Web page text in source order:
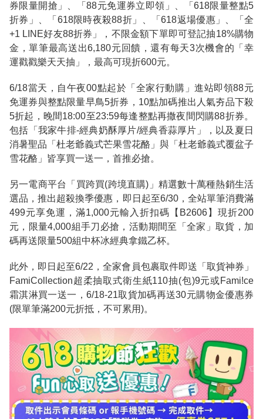
券限量開搶」、「88元免運券立即領」、「618限量整點5
折券」、「618限時夜殺88折」、「618返場優惠」、「全
+1 LINE好友88折券」，不限金額下單即可登記抽18%購物
金，單筆最高送出6,180元回饋，還有每天3次機會的「幸
運戳戳樂天天抽」，最高可現折600元。
6/18當天，自午夜00點起於「全家行動購」進站即領88元
免運券與整點限量早鳥5折券，10點加碼推出人氣夯品下殺
5折起，晚間18:00至23:59每逢整點再撒夜間閃購88折券。
包括「我家牛排-經典奶酥厚片/經典香蒜厚片」，以及夏日
消暑聖品「杜老爺義式芒果雪花酪」與「杜老爺義式覆盆子
雪花酪」皆享買一送一，首推必搶。
另一電商平台「買跨買(跨境直購)」精選數十萬種熱銷生活
選品，推出超殺換季優惠，即日起至6/30，全站單筆消費滿
499元享免運，滿1,000元輸入折扣碼【B2606】現折200
元，限量4,000組手刀必搶，活動期間至「全家」取貨，加
碼再送限量500組中杯冰經典拿鐵乙杯。
此外，即日起至6/22，全家會員包裹取件即送「取貨神券」
FamiCollection超柔抽取式衛生紙110抽(包)9元或Fami!ce
霜淇淋買一送一，6/18-21取貨加碼再送30元購物金優惠券
(限單筆滿200元折抵，不可累用)。